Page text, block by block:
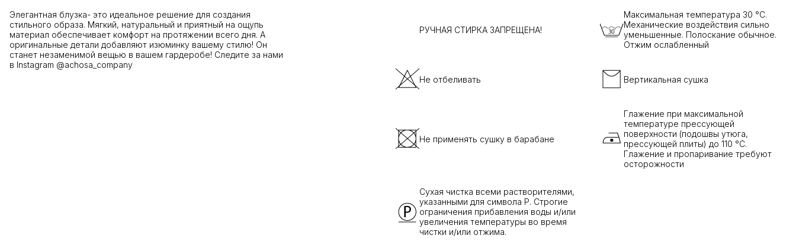
Элегантная блузка- это идеальное решение для создания
стильного образа. Мягкий, натуральный и приятный на ощупь
материал обеспечивает комфорт на протяжении всего дня. А
оригинальные детали добавляют изюминку вашему стилю! Он
станет незаменимой вещью в вашем гардеробе! Следите за нами
в Instagram @achosa_company
РУЧНАЯ СТИРКА ЗАПРЕЩЕНА!
Максимальная температура 30 °C.
Механические воздействия сильно
уменьшенные. Полоскание обычное.
Отжим ослабленный
Не отбеливать Вертикальная сушка
Не применять сушку в барабане
Глажение при максимальной
температуре прессующей
поверхности (подошвы утюга,
прессующей плиты) до 110 °C.
Глажение и пропаривание требуют
осторожности
Сухая чистка всеми растворителями,
указанными для символа Р. Строгие
ограничения прибавления воды и/или
увеличения температуры во время
чистки и/или отжима.